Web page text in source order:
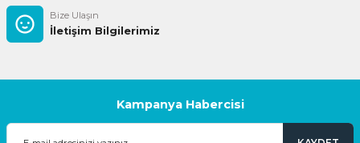
Bize Ulaşın
İletişim Bilgilerimiz
Kampanya Habercisi